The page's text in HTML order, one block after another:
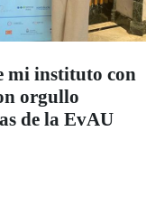
mi instituto con
orgullo
de la EvAU